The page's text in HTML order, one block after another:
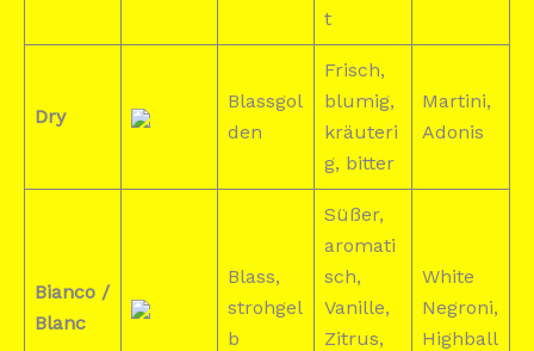
t
Dry
Blassgol
den
Frisch,
blumig,
kräuteri
g, bitter
Martini,
Adonis
Bianco /
Blanc
Blass,
strohgel
b
Süßer,
aromati
sch,
Vanille,
Zitrus,
White
Negroni,
Highball